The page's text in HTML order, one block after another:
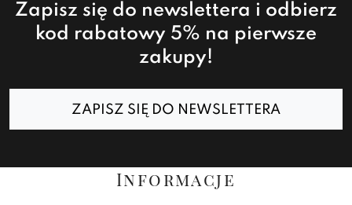
Zapisz się do newslettera i odbierz
kod rabatowy 5% na pierwsze
zakupy!
ZAPISZ SIĘ DO NEWSLETTERA
Informacje